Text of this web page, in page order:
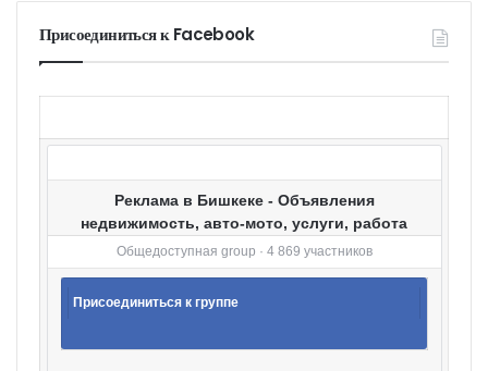
г
и
Присоединиться к Facebook
Реклама в Бишкеке - Объявления
недвижимость, авто-мото, услуги, работа
Общедоступная group · 4 869 участников
Присоединиться к группе